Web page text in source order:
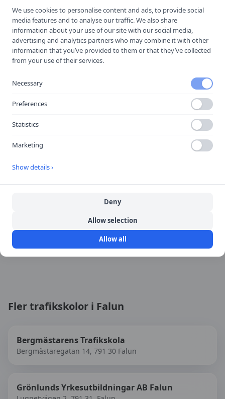
Hitta hit
2026-08-08
BesökDriveSafe Trafikskola→
Fler trafikskolor i Falun
Bergmästarens Trafikskola
Bergmästaregatan 14, 791 30 Falun
Grönlunds Yrkesutbildningar AB Falun
We use cookies to personalise content and ads, to provide social
media features and to analyse our traffic. We also share
information about your use of our site with our social media,
advertising and analytics partners who may combine it with other
information that you’ve provided to them or that they’ve collected
from your use of their services.
Necessary
Preferences
Statistics
Marketing
Show details ›
Deny
Allow selection
Allow all